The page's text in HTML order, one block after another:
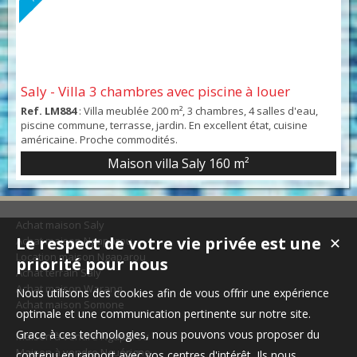
Saly - Villa 3 chambres avec piscine à louer
Ref. LM884: Villa meublée 200 m², 3 chambres, 4 salles d'eau,
piscine commune, terrasse, jardin. En excellent état, cuisine
américaine. Proche commodités.
Maison villa Saly 160 m²
Achat maison Saly
Achat maison Ngaparou
Location maison Ngaparou
Achat terrain Saly
Achat maison Warang
Achat maison Somone
Maison à vendre Ngaparou
Maison à vendre Nguérigne
✕
Le respect de votre vie privée est une
priorité pour nous
Nous utilisons des cookies afin de vous offrir une expérience
optimale et une communication pertinente sur notre site.
Grace à ces technologies, nous pouvons vous proposer du